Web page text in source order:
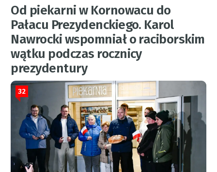
Od piekarni w Kornowacu do
Pałacu Prezydenckiego. Karol
Nawrocki wspomniał o raciborskim
wątku podczas rocznicy
prezydentury
32